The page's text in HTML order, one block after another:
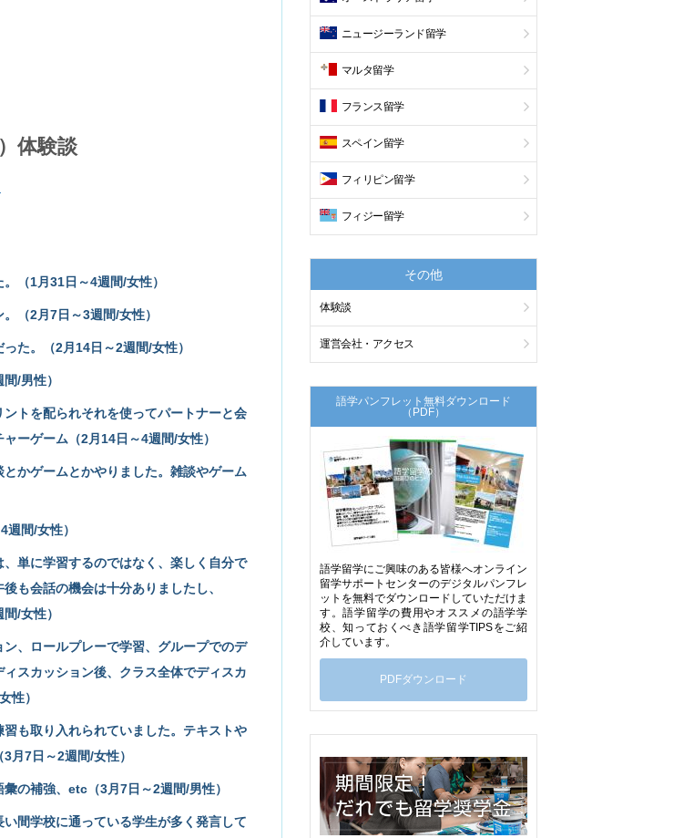
体験談
（1月31日～4週間/女性）
（2月7日～3週間/女性）
た。（2月14日～2週間/女性）
/男性）
トを配られそれを使ってパートナーと会
ーゲーム（2月14日～4週間/女性）
かゲームとかやりました。雑談やゲーム
間/女性）
単に学習するのではなく、楽しく自分で
も会話の機会は十分ありましたし、
/女性）
、ロールプレーで学習、グループでのデ
スカッション後、クラス全体でディスカ
性）
も取り入れられていました。テキストや
月7日～2週間/女性）
の補強、etc（3月7日～2週間/男性）
間学校に通っている学生が多く発言して
ニュージーランド留学
マルタ留学
フランス留学
スペイン留学
フィリピン留学
フィジー留学
その他
体験談
運営会社・アクセス
語学パンフレット無料ダウンロード
（PDF）
語学留学にご興味のある皆様へオンライン
留学サポートセンターのデジタルパンフレ
ットを無料でダウンロードしていただけま
す。語学留学の費用やオススメの語学学
校、知っておくべき語学留学TIPSをご紹
介しています。
PDFダウンロード